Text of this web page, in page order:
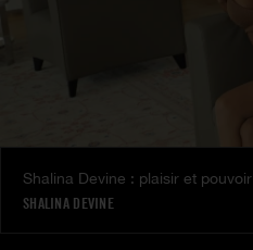
Shalina Devine : plaisir et pouvoir
SHALINA DEVINE